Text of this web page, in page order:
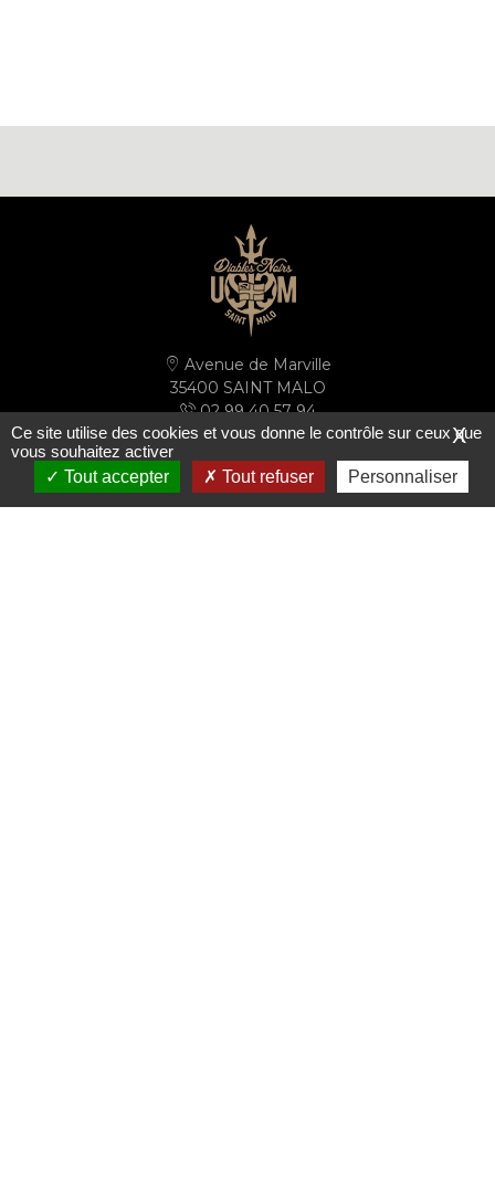
Avenue de Marville
35400 SAINT MALO
02 99 40 57 94
secretariat@ussm.fr
PLAN D'ACCÈS
X
Ce site utilise des cookies et vous donne le contrôle sur ceux que
vous souhaitez activer
Tout accepter
Tout refuser Personnaliser